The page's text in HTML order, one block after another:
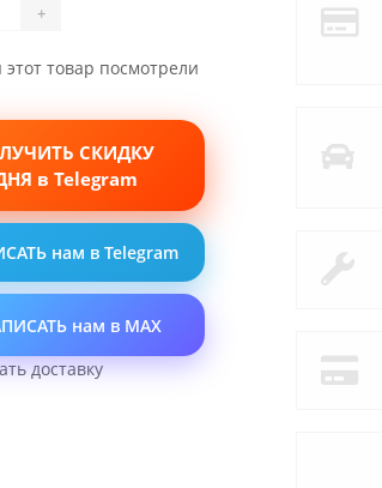
+
этот товар посмотрели
СКИДКУ
в Telegram
нам в Telegram
нам в MAX
доставку